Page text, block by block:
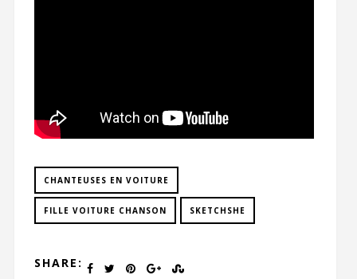
CHANTEUSES EN VOITURE
FILLE VOITURE CHANSON SKETCHSHE
SHARE: